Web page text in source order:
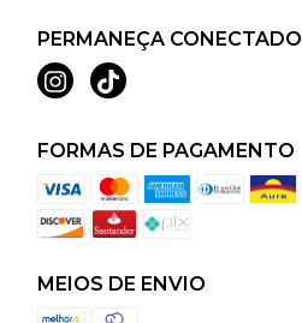
PERMANEÇA CONECTADO
FORMAS DE PAGAMENTO
MEIOS DE ENVIO